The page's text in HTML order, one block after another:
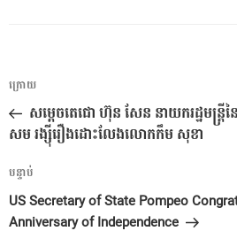
ការ​
នាំទិស​
ប្រកាស
អត្ថបទ
មុន
ក្រោយ
សម្តេចតេជោ ហ៊ុន សែន នាយករដ្ឋមន្ត្រី
សម រង្ស៊ី​​រឿង​​ដោះលែង​​លោក​កឹម សុខា
អត្ថបទ
បន្ទាប់
បន្ទាប់
US Secretary of State Pompeo
Anniversary of Independence